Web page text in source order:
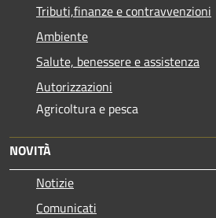
Tributi,finanze e contravvenzioni
Ambiente
Salute, benessere e assistenza
Autorizzazioni
Agricoltura e pesca
NOVITÀ
Notizie
Comunicati